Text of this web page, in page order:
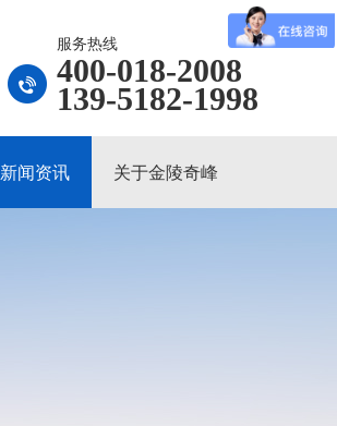
服务热线
400-018-2008
139-5182-1998
新闻资讯 关于金陵奇峰